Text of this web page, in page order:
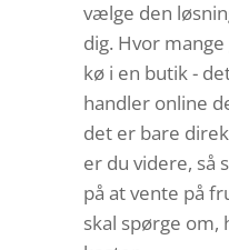
vælge den
dig. Hvor
kø i en butik -
handler online
det er bare
er du videre, så
på at vente på
skal spørge om,